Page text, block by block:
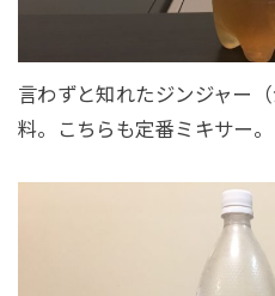
言わずと知れたジンジャー
料。こちらも定番ミキサー。